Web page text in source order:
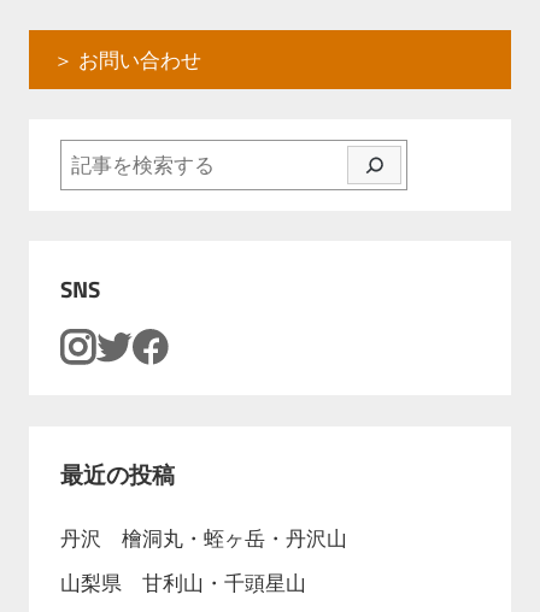
ョ
ン
＞ お問い合わせ
検索
SNS
最近の投稿
丹沢 檜洞丸・蛭ヶ岳・丹沢山
山梨県 甘利山・千頭星山